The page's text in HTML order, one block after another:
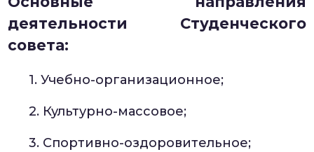
деятельности Студенческого
совета:
1. Учебно-организационное;
2. Культурно-массовое;
3. Спортивно-оздоровительное;